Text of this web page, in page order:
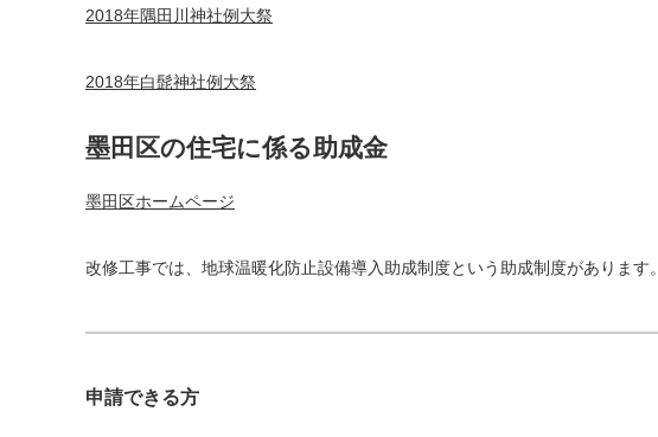
2018年隅田川神社例大祭
2018年白髭神社例大祭
墨田区の住宅に係る助成金
墨田区ホームページ
改修工事では、地球温暖化防止設備導入助成制度という助成制度があります。
申請できる方